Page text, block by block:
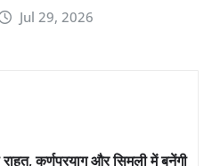
Jul 29, 2026
राहत, कर्णप्रयाग और सिमली में बनेंगी